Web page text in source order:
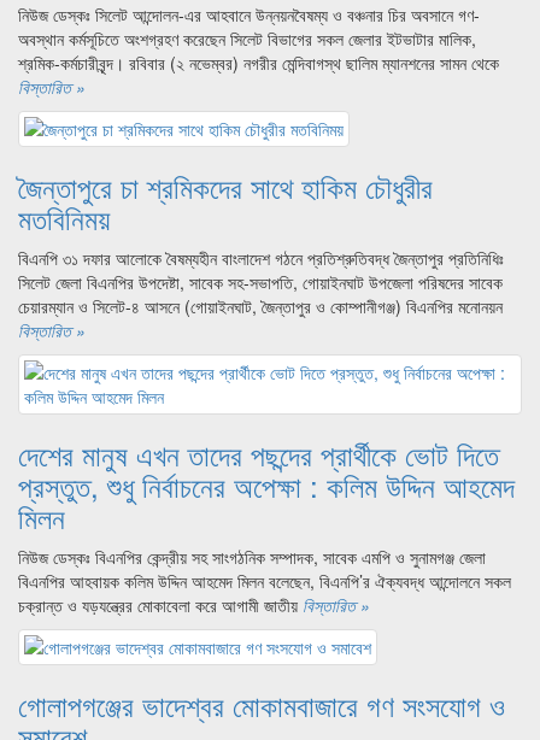
নিউজ ডেস্কঃ সিলেট আন্দোলন-এর আহবানে উন্নয়নবৈষম্য ও বঞ্চনার চির অবসানে গণ-
অবস্থান কর্মসূচিতে অংশগ্রহণ করেছেন সিলেট বিভাগের সকল জেলার ইটভাটার মালিক,
শ্রমিক-কর্মচারীবৃন্দ। রবিবার (২ নভেম্বর) নগরীর মেন্দিবাগস্থ ছালিম ম্যানশনের সামন থেকে
বিস্তারিত »
জৈন্তাপুরে চা শ্রমিকদের সাথে হাকিম চৌধুরীর
মতবিনিময়
বিএনপি ৩১ দফার আলোকে বৈষম্যহীন বাংলাদেশ গঠনে প্রতিশ্রুতিবদ্ধ জৈন্তাপুর প্রতিনিধিঃ
সিলেট জেলা বিএনপির উপদেষ্টা, সাবেক সহ-সভাপতি, গোয়াইনঘাট উপজেলা পরিষদের সাবেক
চেয়ারম্যান ও সিলেট-৪ আসনে (গোয়াইনঘাট, জৈন্তাপুর ও কোম্পানীগঞ্জ) বিএনপির মনোনয়ন
বিস্তারিত »
দেশের মানুষ এখন তাদের পছন্দের প্রার্থীকে ভোট দিতে
প্রস্তুত, শুধু নির্বাচনের অপেক্ষা : কলিম উদ্দিন আহমেদ
মিলন
নিউজ ডেস্কঃ বিএনপির কেন্দ্রীয় সহ সাংগঠনিক সম্পাদক, সাবেক এমপি ও সুনামগঞ্জ জেলা
বিএনপির আহবায়ক কলিম উদ্দিন আহমেদ মিলন বলেছেন, বিএনপি’র ঐক্যবদ্ধ আন্দোলনে সকল
চক্রান্ত ও যড়যন্ত্রের মোকাবেলা করে আগামী জাতীয় বিস্তারিত »
গোলাপগঞ্জের ভাদেশ্বর মোকামবাজারে গণ সংসযোগ ও